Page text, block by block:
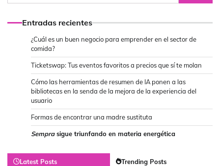
Entradas recientes
¿Cuál es un buen negocio para emprender en el sector de
comida?
Ticketswap: Tus eventos favoritos a precios que sí te molan
Cómo las herramientas de resumen de IA ponen a las
bibliotecas en la senda de la mejora de la experiencia del
usuario
Formas de encontrar una madre sustituta
Semprasigue triunfando en materia energética
Latest Posts Trending Posts